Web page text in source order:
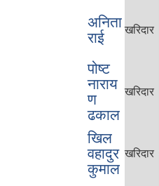
अनिता
राई
खरिदार
पोष्ट
नाराय
ण
ढकाल
खरिदार
खिल
वहादुर
कुमाल
खरिदार